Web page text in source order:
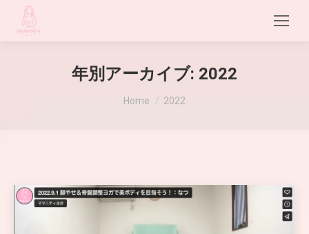
年別アーカイブ: 2022
Home 2022